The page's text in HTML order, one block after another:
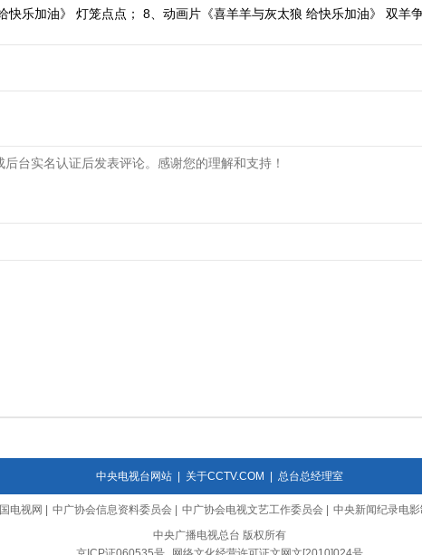
快乐加油》 灯笼点点； 8、动画片《喜羊羊与灰太狼 给快乐加油》 双羊
中央电视台网站| 关于CCTV.COM 总台总经理室
电视网 中广协会信息资料委员会 中广协会电视文艺工作委员会
中央新闻纪录电
中央广播电视总台 版权所有